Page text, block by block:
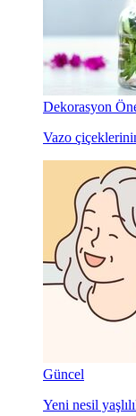
Dekorasyon
Vazo
Güncel
Yeni nesil